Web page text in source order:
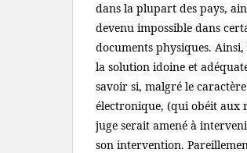
dans la plupart des pays,
devenu impossible dans
documents physiques.
la solution idoine et
savoir si, malgré le
électronique, (qui obéit aux
juge serait amené à
son intervention.